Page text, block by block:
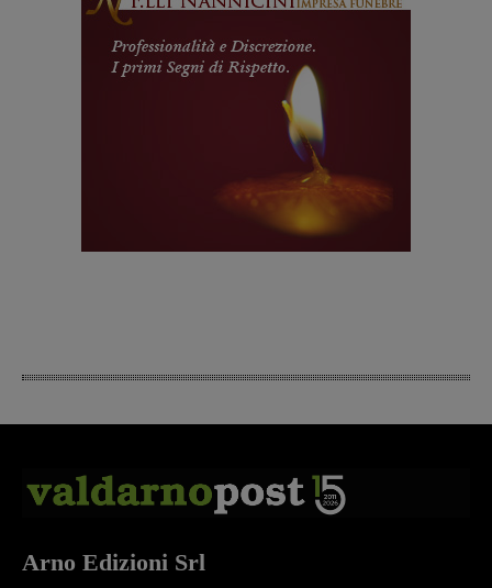
Arno Edizioni Srl